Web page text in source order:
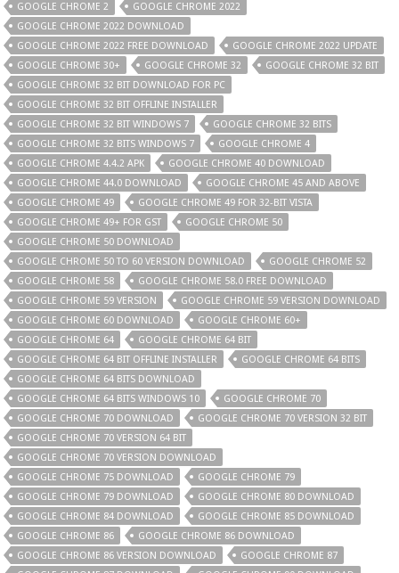
GOOGLE CHROME 2
GOOGLE CHROME 2022
GOOGLE CHROME 2022 DOWNLOAD
GOOGLE CHROME 2022 FREE DOWNLOAD
GOOGLE CHROME 2022 UPDATE
GOOGLE CHROME 30+
GOOGLE CHROME 32
GOOGLE CHROME 32 BIT
GOOGLE CHROME 32 BIT DOWNLOAD FOR PC
GOOGLE CHROME 32 BIT OFFLINE INSTALLER
GOOGLE CHROME 32 BIT WINDOWS 7
GOOGLE CHROME 32 BITS
GOOGLE CHROME 32 BITS WINDOWS 7
GOOGLE CHROME 4
GOOGLE CHROME 4.4.2 APK
GOOGLE CHROME 40 DOWNLOAD
GOOGLE CHROME 44.0 DOWNLOAD
GOOGLE CHROME 45 AND ABOVE
GOOGLE CHROME 49
GOOGLE CHROME 49 FOR 32-BIT VISTA
GOOGLE CHROME 49+ FOR GST
GOOGLE CHROME 50
GOOGLE CHROME 50 DOWNLOAD
GOOGLE CHROME 50 TO 60 VERSION DOWNLOAD
GOOGLE CHROME 52
GOOGLE CHROME 58
GOOGLE CHROME 58.0 FREE DOWNLOAD
GOOGLE CHROME 59 VERSION
GOOGLE CHROME 59 VERSION DOWNLOAD
GOOGLE CHROME 60 DOWNLOAD
GOOGLE CHROME 60+
GOOGLE CHROME 64
GOOGLE CHROME 64 BIT
GOOGLE CHROME 64 BIT OFFLINE INSTALLER
GOOGLE CHROME 64 BITS
GOOGLE CHROME 64 BITS DOWNLOAD
GOOGLE CHROME 64 BITS WINDOWS 10
GOOGLE CHROME 70
GOOGLE CHROME 70 DOWNLOAD
GOOGLE CHROME 70 VERSION 32 BIT
GOOGLE CHROME 70 VERSION 64 BIT
GOOGLE CHROME 70 VERSION DOWNLOAD
GOOGLE CHROME 75 DOWNLOAD
GOOGLE CHROME 79
GOOGLE CHROME 79 DOWNLOAD
GOOGLE CHROME 80 DOWNLOAD
GOOGLE CHROME 84 DOWNLOAD
GOOGLE CHROME 85 DOWNLOAD
GOOGLE CHROME 86
GOOGLE CHROME 86 DOWNLOAD
GOOGLE CHROME 86 VERSION DOWNLOAD
GOOGLE CHROME 87